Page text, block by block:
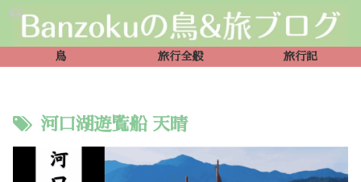
鳥 旅行全般 旅行記
河口湖遊覧船 天晴